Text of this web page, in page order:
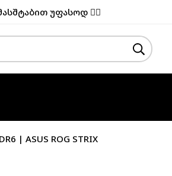
უფასოდ ✌🏼
| ASUS ROG STRIX